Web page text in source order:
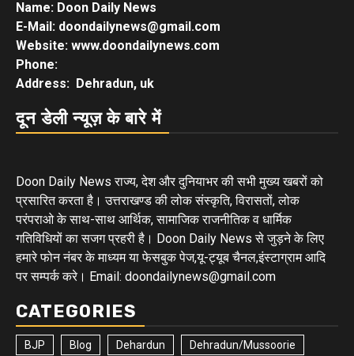
Name: Doon Daily News
E-Mail: doondailynews@gmail.com
Website: www.doondailynews.com
Phone:
Address: Dehradun, uk
दून डेली न्यूज़ के बारे में
Doon Daily News राज्य, देश और दुनियाभर की सभी मुख्य खबरों को
प्रसारित करता है। उत्तराखण्ड की लोक संस्कृति, विरासतों, लोक
परंपराओ के साथ-साथ आर्थिक, सामाजिक राजनीतिक व धार्मिक
गतिविधियों का सजग प्रहरी है। Doon Daily News से जुड़ने के लिए
हमारे फोन नंबर के माध्यम या फेसबुक पेज,यू-ट्यूब चैनल,इंस्टाग्राम आदि
पर सम्पर्क करे। Email: doondailynews@gmail.com
CATEGORIES
BJP Blog Dehardun Dehradun/Mussoorie